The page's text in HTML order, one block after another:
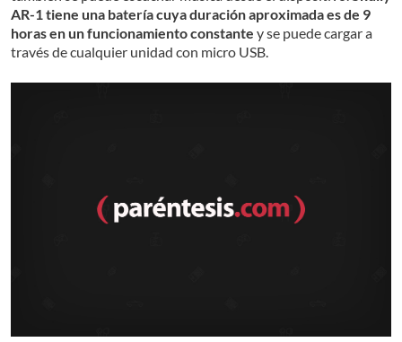
AR-1 tiene una batería cuya duración aproximada es de 9
horas en un funcionamiento constante y se puede cargar a
través de cualquier unidad con micro USB.